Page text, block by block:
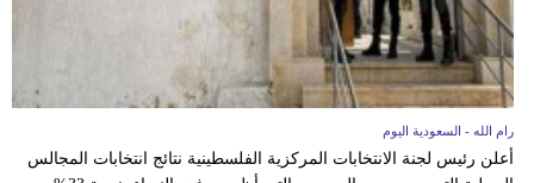
رام الله - السعودية اليوم
أعلن رئيس لجنة الانتخابات المركزية الفلسطينية نتائج انتخابات المجالس